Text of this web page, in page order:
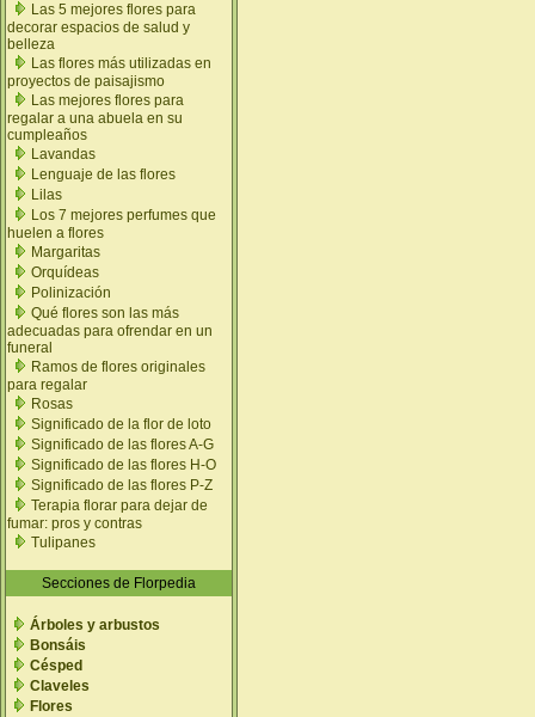
Las 5 mejores flores para
decorar espacios de salud y
belleza
Las flores más utilizadas en
proyectos de paisajismo
Las mejores flores para
regalar a una abuela en su
cumpleaños
Lavandas
Lenguaje de las flores
Lilas
Los 7 mejores perfumes que
huelen a flores
Margaritas
Orquídeas
Polinización
Qué flores son las más
adecuadas para ofrendar en un
funeral
Ramos de flores originales
para regalar
Rosas
Significado de la flor de loto
Significado de las flores A-G
Significado de las flores H-O
Significado de las flores P-Z
Terapia florar para dejar de
fumar: pros y contras
Tulipanes
Secciones de Florpedia
Árboles y arbustos
Bonsáis
Césped
Claveles
Flores